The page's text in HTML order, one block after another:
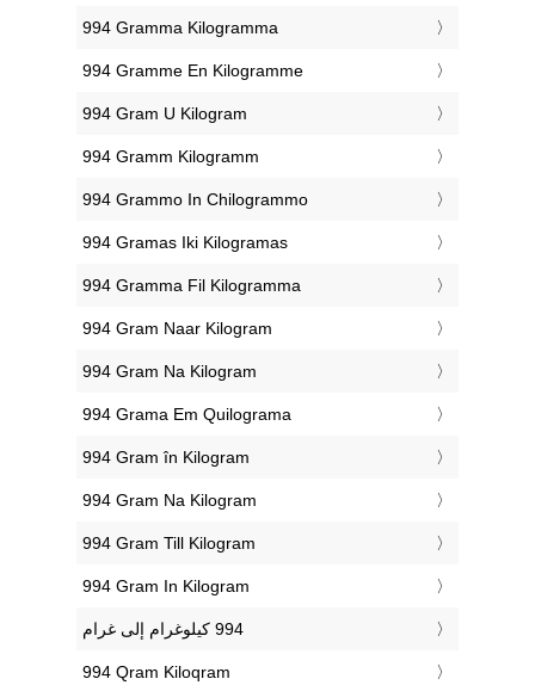
‎994 Gramma Kilogramma
‎994 Gramme En Kilogramme
‎994 Gram U Kilogram
‎994 Gramm Kilogramm
‎994 Grammo In Chilogrammo
‎994 Gramas Iki Kilogramas
‎994 Gramma Fil Kilogramma
‎994 Gram Naar Kilogram
‎994 Gram Na Kilogram
‎994 Grama Em Quilograma
‎994 Gram în Kilogram
‎994 Gram Na Kilogram
‎994 Gram Till Kilogram
‎994 Gram In Kilogram
‎994 Qram Kiloqram